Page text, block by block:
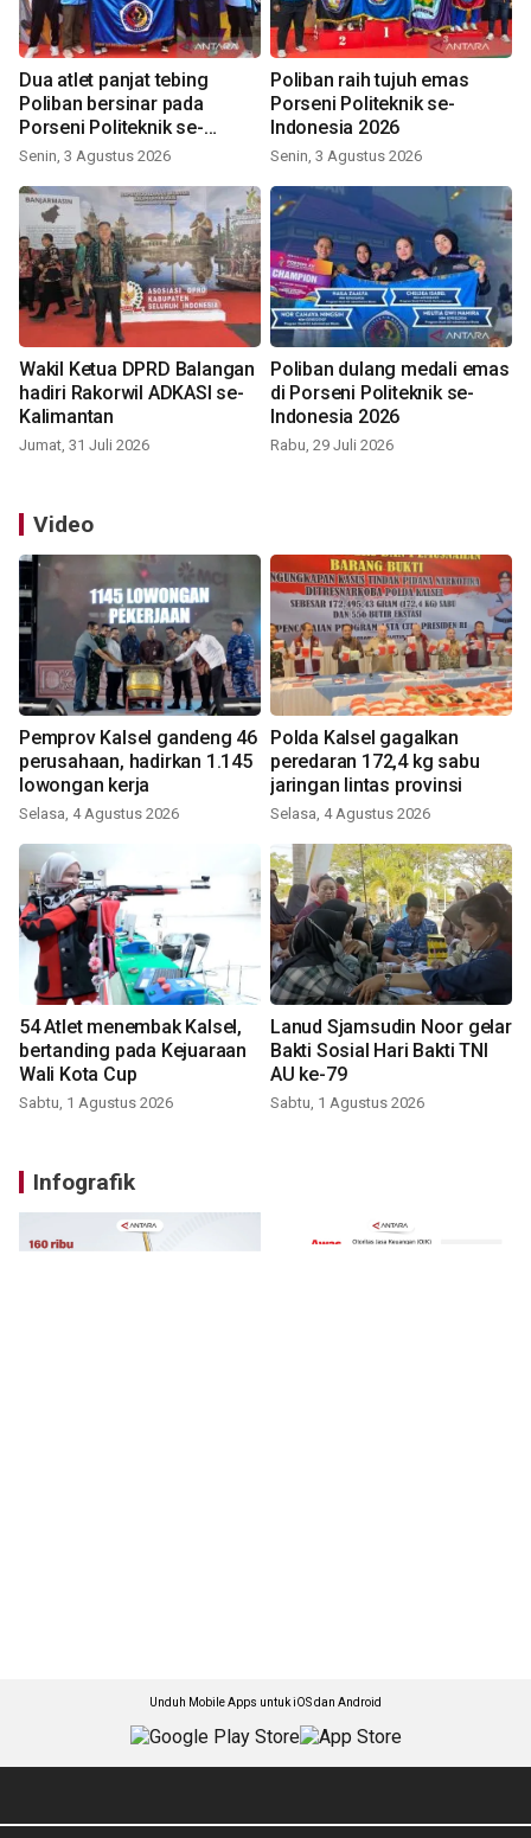
Dua atlet panjat tebing
Poliban bersinar pada
Porseni Politeknik se-
Indonesia 2026
Senin, 3 Agustus 2026
Poliban raih tujuh emas
Porseni Politeknik se-
Indonesia 2026
Senin, 3 Agustus 2026
Wakil Ketua DPRD Balangan
hadiri Rakorwil ADKASI se-
Kalimantan
Jumat, 31 Juli 2026
Poliban dulang medali emas
di Porseni Politeknik se-
Indonesia 2026
Rabu, 29 Juli 2026
Video
Pemprov Kalsel gandeng 46
perusahaan, hadirkan 1.145
lowongan kerja
Selasa, 4 Agustus 2026
Polda Kalsel gagalkan
peredaran 172,4 kg sabu
jaringan lintas provinsi
Selasa, 4 Agustus 2026
54 Atlet menembak Kalsel,
bertanding pada Kejuaraan
Wali Kota Cup
Sabtu, 1 Agustus 2026
Lanud Sjamsudin Noor gelar
Bakti Sosial Hari Bakti TNI
AU ke-79
Sabtu, 1 Agustus 2026
Infografik
Unduh Mobile Apps untuk iOS dan Android